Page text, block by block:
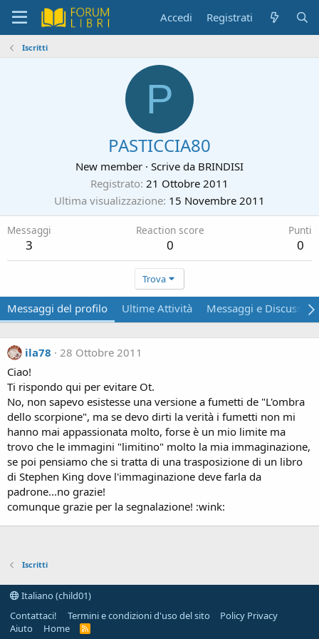
Accedi Registrati
Iscritti
P
PASTICCIA80
New member · Scrive da BRINDISI
Registrato 21 Ottobre 2011
Ultima visualizzazione 15 Novembre 2011
Messaggi
3
Reaction score
0
Punti
0
Trova
Messaggi del profilo Ultime Attività Messaggi e
ila78
28 Ottobre 2011
Ciao!
Ti rispondo qui per evitare Ot.
No, non sapevo esistesse una versione a fumetti de "L'ombra
dello scorpione", ma se devo dirti la verità i fumetti non mi
hanno mai appassionata molto, forse è un mio limite ma
trovo che le immagini "limitino" molto la mia immaginazione,
se poi pensiamo che si tratta di una trasposizione di un libro
di Stephen King dove l'immaginazione deve farla da
padrone...no grazie!
comunque grazie per la segnalazione! :wink:
Iscritti
Italiano (child01)
Contattaci!
Termini e condizioni d'uso del sito
Policy Privacy
Aiuto
Home
R